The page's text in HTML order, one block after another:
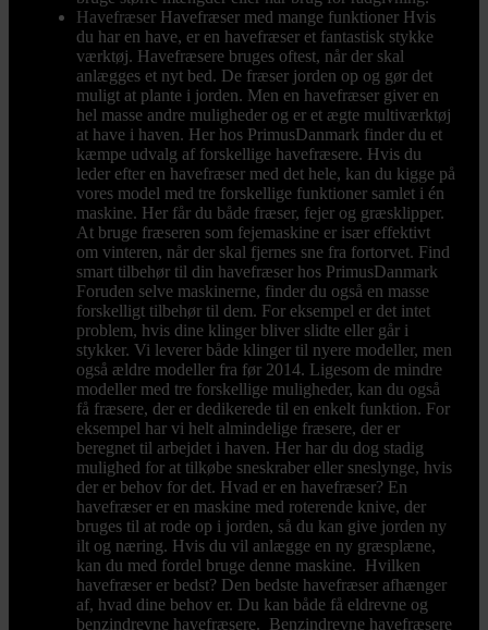
Havefræser Havefræser med mange funktioner Hvis
du har en have, er en havefræser et fantastisk stykke
værktøj. Havefræsere bruges oftest, når der skal
anlægges et nyt bed. De fræser jorden op og gør det
muligt at plante i jorden. Men en havefræser giver en
hel masse andre muligheder og er et ægte multiværktøj
at have i haven. Her hos PrimusDanmark finder du et
kæmpe udvalg af forskellige havefræsere. Hvis du
leder efter en havefræser med det hele, kan du kigge på
vores model med tre forskellige funktioner samlet i én
maskine. Her får du både fræser, fejer og græsklipper.
At bruge fræseren som fejemaskine er især effektivt
om vinteren, når der skal fjernes sne fra fortorvet. Find
smart tilbehør til din havefræser hos PrimusDanmark
Foruden selve maskinerne, finder du også en masse
forskelligt tilbehør til dem. For eksempel er det intet
problem, hvis dine klinger bliver slidte eller går i
stykker. Vi leverer både klinger til nyere modeller, men
også ældre modeller fra før 2014. Ligesom de mindre
modeller med tre forskellige muligheder, kan du også
få fræsere, der er dedikerede til en enkelt funktion. For
eksempel har vi helt almindelige fræsere, der er
beregnet til arbejdet i haven. Her har du dog stadig
mulighed for at tilkøbe sneskraber eller sneslynge, hvis
der er behov for det. Hvad er en havefræser? En
havefræser er en maskine med roterende knive, der
bruges til at rode op i jorden, så du kan give jorden ny
ilt og næring. Hvis du vil anlægge en ny græsplæne,
kan du med fordel bruge denne maskine. Hvilken
havefræser er bedst? Den bedste havefræser afhænger
af, hvad dine behov er. Du kan både få eldrevne og
benzindrevne havefræsere. Benzindrevne havefræsere